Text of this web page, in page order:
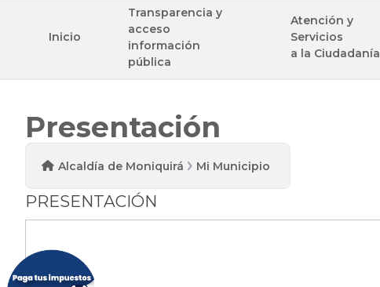
Inicio
Transparencia y
acceso
información
pública
Atención y
Servicios
a la Ciudadanía
Presentación
Alcaldía de Moniquirá Mi Municipio
PRESENTACIÓN